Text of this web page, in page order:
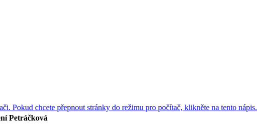
Pokud chcete přepnout stránky do režimu pro počítač, klikněte na tento nápis.
Petráčková